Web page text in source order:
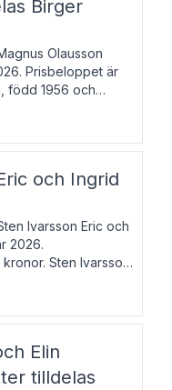
Birger
Olausson
Prisbeloppet är
född 1956 och
museiman och
Uppsala un
och Ingrid
Ivarsson Eric och
2026.
Sten Ivarsson,
vid
har han på
Elin
tilldelas